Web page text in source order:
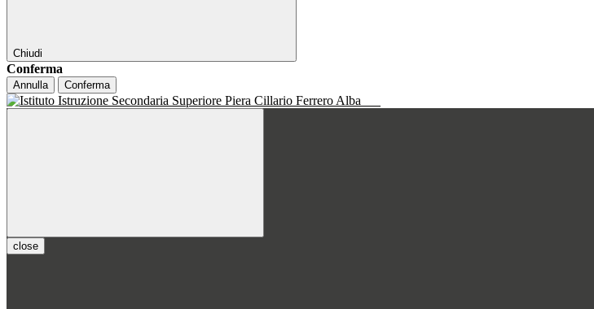
Chiudi
Conferma
Annulla Conferma
close